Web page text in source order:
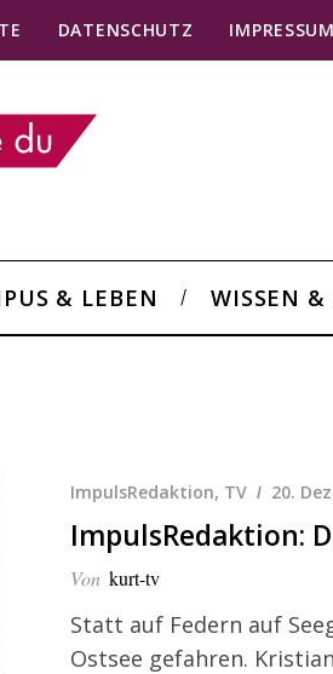
DATENSCHUTZ IMPRESSUM
& LEBEN WISSEN
ImpulsRedaktion, TV 20.
ImpulsRedaktion:
Von kurt-tv
Statt auf Federn auf
Ostsee gefahren.